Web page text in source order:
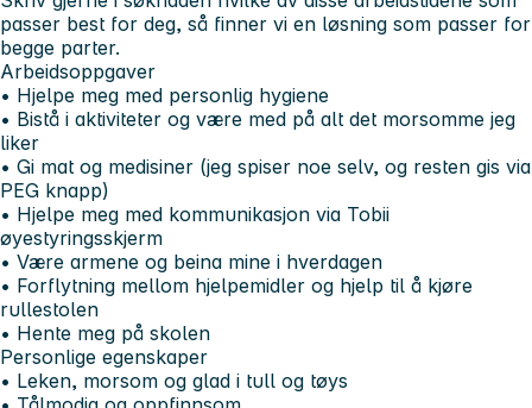
passer best for deg, så finner vi en løsning som passer for
begge parter.
Arbeidsoppgaver
• Hjelpe meg med personlig hygiene
• Bistå i aktiviteter og være med på alt det morsomme jeg
liker
• Gi mat og medisiner (jeg spiser noe selv, og resten gis via
PEG knapp)
• Hjelpe meg med kommunikasjon via Tobii
øyestyringsskjerm
• Være armene og beina mine i hverdagen
• Forflytning mellom hjelpemidler og hjelp til å kjøre
rullestolen
• Hente meg på skolen
Personlige egenskaper
• Leken, morsom og glad i tull og tøys